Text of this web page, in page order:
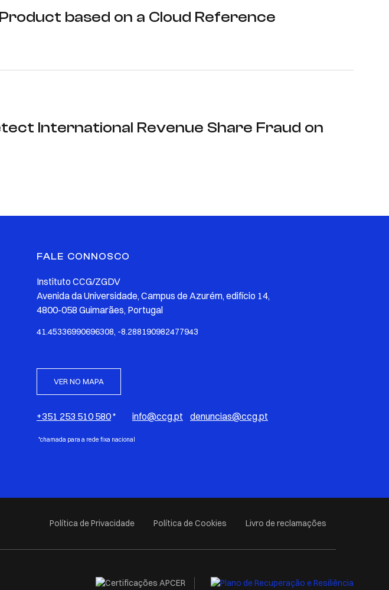
based on a Cloud Reference
International Revenue Share Fraud on
FALE CONNOSCO
Instituto CCG/ZGDV
Avenida da Universidade, Campus de Azurém, edifício 14,
4800-058 Guimarães, Portugal
41.45336990696308, -8.288190982477943
VER NO MAPA
+351 253 510 580* info@ccg.pt denuncias@ccg.pt
*chamada para a rede fixa nacional
Política de Privacidade Política de Cookies Livro de reclamações